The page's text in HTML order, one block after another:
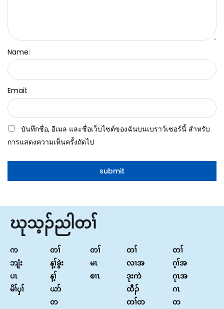
Name:
Email:
บันทึกชื่อ, อีเมล และชื่อเว็บไซต์ของฉันบนเบราว์เซอร์นี้ สำหรับ
การแสดงความเห็นครั้งถัดไป
ဃုသ့ၣ်ညါတၢ်
က
ဘျံး
ပၤ
မိၢ်ၦၢ်
တၢ်
န့ၢ်ခွဲး
န့ၢ်
ယာ်
တ
တၢ်
မၤ
စၢၤ
တၢ်
လၢအ
ဒုးကဲ
ထီၣ်
တၢ်တ
တၢ်
ဂ့ၢ်အ
ဂုၤအ
ဂၤ
တ